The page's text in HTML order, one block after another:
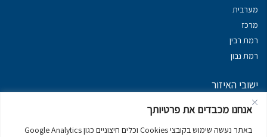
אנחנו מכבדים את פרטיותך
באתר נעשה שימוש בקובצי Cookies וכלים חיצוניים כגון Google Analytics
מערבית
מרכז
רמת רבין
רמת נבון
ישובי האיזור
נכסים במשגב